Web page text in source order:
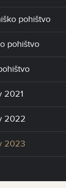
pohištvo
pohištvo
2021
2022
2023